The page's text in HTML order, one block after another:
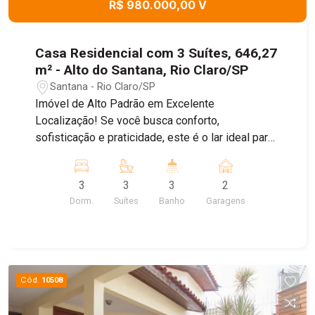
R$ 980.000,00 V
Casa Residencial com 3 Suítes, 646,27
m² - Alto do Santana, Rio Claro/SP
Santana - Rio Claro/SP
Imóvel de Alto Padrão em Excelente
Localização! Se você busca conforto,
sofisticação e praticidade, este é o lar ideal para
privilegiada, próxima ao centro, escolas e
comércios, esta casa de alto padrão combina
elegância com conveniência no seu dia a dia. São
e recepção. A cozinha planejada proporciona
praticidade, e o lavabo é um toque de
sofisticação. Além disso, a residência conta com
3
Dorm.
3
Suítes
3
Banho
2
Garagens
Cód. 10508